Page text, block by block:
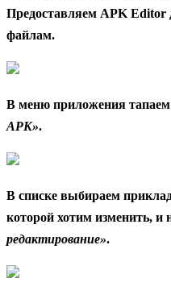
Предоставляем APK
файлам.
В меню приложения тапаем
APK».
В списке выбираем
которой хотим изменить, и
редактирование».